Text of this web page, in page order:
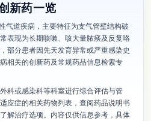
新药一览
气道疾病，主要特征为支气管壁结构破
表现为长期咳嗽、咳大量脓痰及反复咯
部分患者因先天发育异常或严重感染史
相关的创新药及常规药品信息检索专
科或感染科等科室进行综合评估与管
应症的相关药物列表，查阅药品说明书
解治疗选项。内容仅供信息参考，具体